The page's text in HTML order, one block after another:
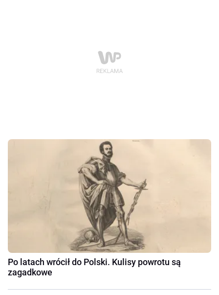
Po latach wrócił do Polski. Kulisy powrotu są
zagadkowe